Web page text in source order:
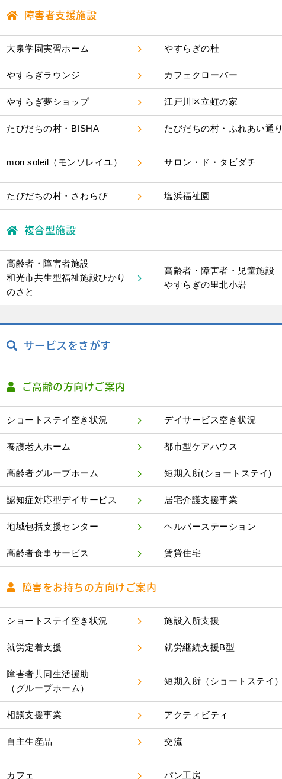
障害者支援施設
大泉学園実習ホーム やすらぎの杜
やすらぎラウンジ カフェクローバー
やすらぎ夢ショップ 江戸川区立虹の家
たびだちの村・BISHA たびだちの村・ふれあい通り
mon soleil（モンソレイユ） サロン・ド・タビダチ
たびだちの村・さわらび 塩浜福祉園
複合型施設
高齢者・障害者施設
和光市共生型福祉施設ひかり
のさと
高齢者・障害者・児童施設
やすらぎの里北小岩
サービスをさがす
ご高齢の方向けご案内
ショートステイ空き状況 デイサービス空き状況
養護老人ホーム 都市型ケアハウス
高齢者グループホーム 短期入所(ショートステイ)
認知症対応型デイサービス 居宅介護支援事業
地域包括支援センター ヘルパーステーション
高齢者食事サービス 賃貸住宅
障害をお持ちの方向けご案内
ショートステイ空き状況 施設入所支援
就労定着支援 就労継続支援B型
障害者共同生活援助
（グループホーム）
短期入所（ショートステイ）
相談支援事業 アクティビティ
自主生産品 交流
カフェ パン工房